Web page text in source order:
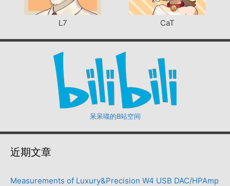
L7 CaT
呆呆喵的B站空间
近期文章
Measurements of Luxury&Precision W4 USB DAC/HPAmp